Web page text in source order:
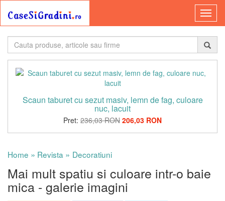
Scaun taburet cu sezut masiv, lemn de fag, culoare
nuc, lacuit
Pret: 236,03 RON 206,03 RON
Home » Revista » Decoratiuni
Mai mult spatiu si culoare intr-o baie
mica - galerie imagini